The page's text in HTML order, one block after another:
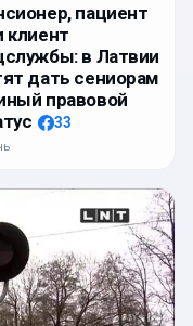
пациент
клиент
в Латвии
дать сениорам
правовой
33